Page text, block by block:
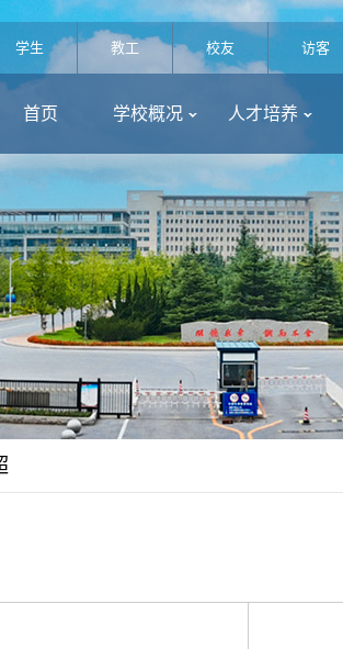
学生 教工 校友 访客
首页 学校概况 人才培养